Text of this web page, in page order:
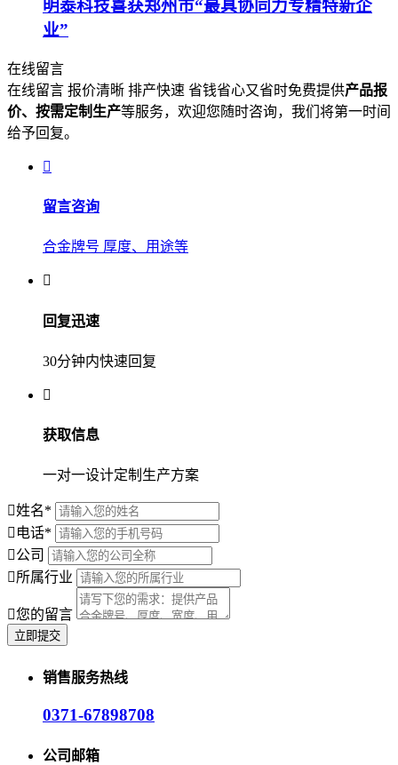
明泰科技喜获郑州市“最具协同力专精特新企
业”
在线留言
在线留言 报价清晰 排产快速 省钱省心又省时免费提供产品报
价、按需定制生产等服务，欢迎您随时咨询，我们将第一时间
给予回复。
留言咨询
合金牌号 厚度、用途等
回复迅速
30分钟内快速回复
获取信息
一对一设计定制生产方案
姓名*
电话*
公司
所属行业
您的留言
销售服务热线
0371-67898708
公司邮箱